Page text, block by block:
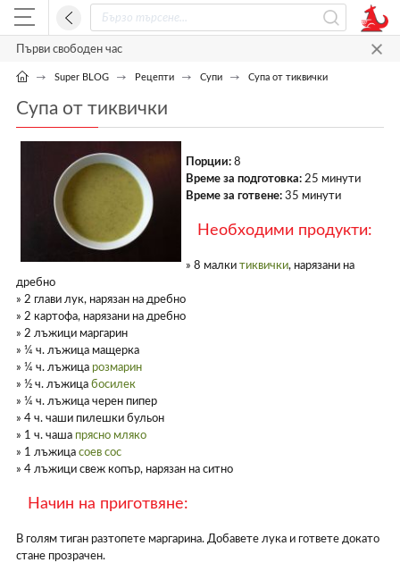
Първи свободен час
Super BLOG Рецепти Супи Супа от тиквички
Супа от тиквички
Порции:8
Време за подготовка:25 минути
Време за готвене:35 минути
Необходими продукти:
» 8 малки тиквички, нарязани на
дребно
» 2 глави лук, нарязан на дребно
» 2 картофа, нарязани на дребно
» 2 лъжици маргарин
» ¼ ч. лъжица мащерка
» ¼ ч. лъжица розмарин
» ½ ч. лъжица босилек
» ¼ ч. лъжица черен пипер
» 4 ч. чаши пилешки бульон
» 1 ч. чаша прясно мляко
» 1 лъжица соев сос
» 4 лъжици свеж копър, нарязан на ситно
Начин на приготвяне:
В голям тиган разтопете маргарина. Добавете лука и гответе докато
стане прозрачен.